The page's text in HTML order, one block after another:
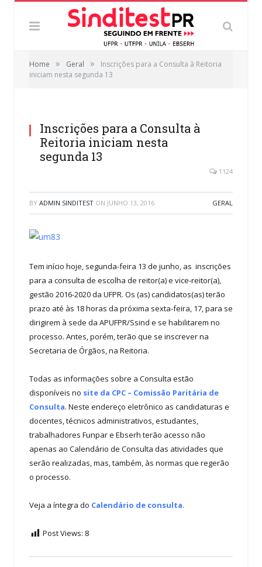
Home » Geral »
Inscrições para a Consulta à Reitoria
iniciam nesta segunda 13
Inscrições para a Consulta à
Reitoria iniciam nesta
segunda 13
1124
BY ADMIN SINDITEST ON JUNHO 13, 2016 GERAL
Tem início hoje, segunda-feira 13 de junho, as inscrições
para a consulta de escolha de reitor(a) e vice-reitor(a),
gestão 2016-2020 da UFPR. Os (as) candidatos(as) terão
prazo até às 18 horas da próxima sexta-feira, 17, para se
dirigirem à sede da APUFPR/Ssind e se habilitarem no
processo. Antes, porém, terão que se inscrever na
Secretaria de Órgãos, na Reitoria.
Todas as informações sobre a Consulta estão
disponíveis no site da CPC – Comissão Paritária de
Consulta. Neste endereço eletrônico as candidaturas e
docentes, técnicos administrativos, estudantes,
trabalhadores Funpar e Ebserh terão acesso não
apenas ao Calendário de Consulta das atividades que
serão realizadas, mas, também, às normas que regerão
o processo.
Veja a íntegra do Calendário de consulta.
Post Views: 8